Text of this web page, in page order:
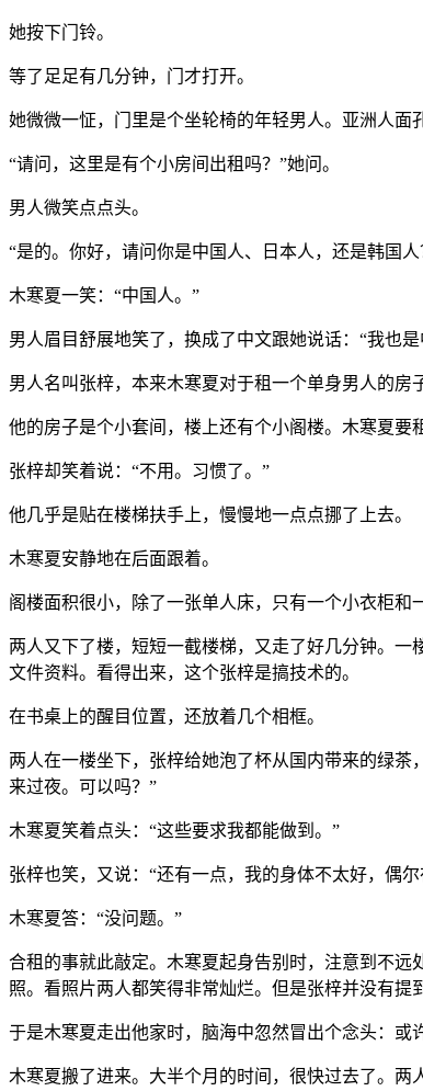
她按下门铃。
等了足足有几分钟，门才打开。
她微微一怔，门里是个坐轮椅的年轻男人。亚洲人面
“请问，这里是有个小房间出租吗？”她问。
男人微笑点点头。
“是的。你好，请问你是中国人、日本人，还是韩国人
木寒夏一笑：“中国人。”
男人眉目舒展地笑了，换成了中文跟她说话：“我也
男人名叫张梓，本来木寒夏对于租一个单身男人的房
他的房子是个小套间，楼上还有个小阁楼。木寒夏
张梓却笑着说：“不用。习惯了。”
他几乎是贴在楼梯扶手上，慢慢地一点点挪了上去。
木寒夏安静地在后面跟着。
阁楼面积很小，除了一张单人床，只有一个小衣柜和
两人又下了楼，短短一截楼梯，又走了好几分钟。
文件资料。看得出来，这个张梓是搞技术的。
在书桌上的醒目位置，还放着几个相框。
两人在一楼坐下，张梓给她泡了杯从国内带来的绿
来过夜。可以吗？”
木寒夏笑着点头：“这些要求我都能做到。”
张梓也笑，又说：“还有一点，我的身体不太好，偶
木寒夏答：“没问题。”
合租的事就此敲定。木寒夏起身告别时，注意到不
照。看照片两人都笑得非常灿烂。但是张梓并没有提
于是木寒夏走出他家时，脑海中忽然冒出个念头：或
木寒夏搬了进来。大半个月的时间，很快过去了。